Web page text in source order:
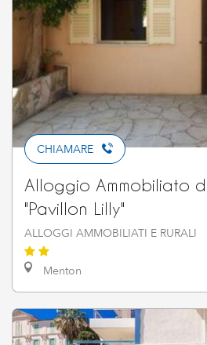
CHIAMARE
Alloggio Ammobiliato
"Pavillon Lilly"
ALLOGGI AMMOBILIATI E RURALI
Menton